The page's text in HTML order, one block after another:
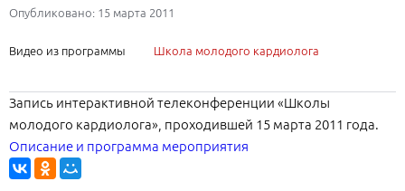
Опубликовано: 15 марта 2011
Видео из программы Школа молодого кардиолога
Запись интерактивной телеконференции «Школы
молодого кардиолога», проходившей 15 марта 2011 года.
Описание и программа мероприятия